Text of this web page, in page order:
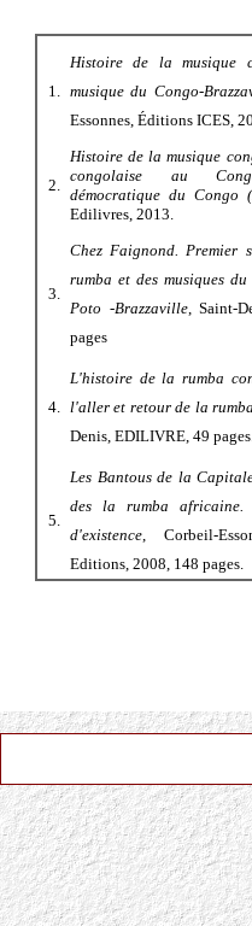
1.
Histoire de la musique
musique du Congo-
Essonnes, Éditions ICES,
2.
Histoire de la musique
congolaise au
démocratique du Congo
Edilivres, 2013.
3.
Chez Faignond. Premier
rumba et des musiques
Poto -Brazzaville, Saint-
pages
4.
L'histoire de la rumba
l'aller et retour de la
Denis, EDILIVRE, 49
5.
Les Bantous de la
des la rumba africaine.
d'existence, Corbeil-
Editions, 2008, 148 pages.